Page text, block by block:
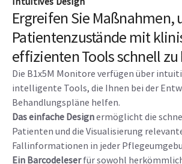
Ergreifen Sie Maßnahmen,
Patientenzustände mit
effizienten Tools schnell
Die B1x5M Monitore verfügen über
intelligente Tools, die Ihnen bei der
Behandlungspläne helfen.
Das einfache Designermöglicht die
Patienten und die Visualisierung
Fallinformationen in jeder
Ein Barcodeleserfür sowohl